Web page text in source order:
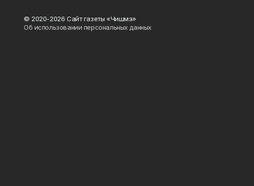
© 2020-2026 Сайт газеты «Чишмэ»
Об использовании персональных данных